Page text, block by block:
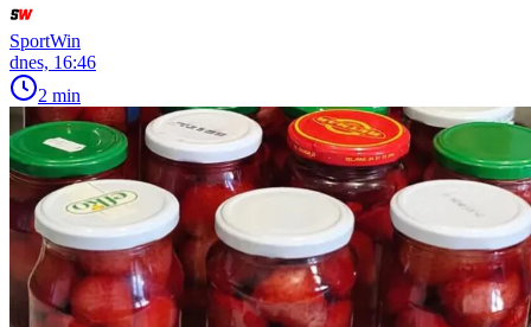
SportWin
dnes, 16:46
2 min